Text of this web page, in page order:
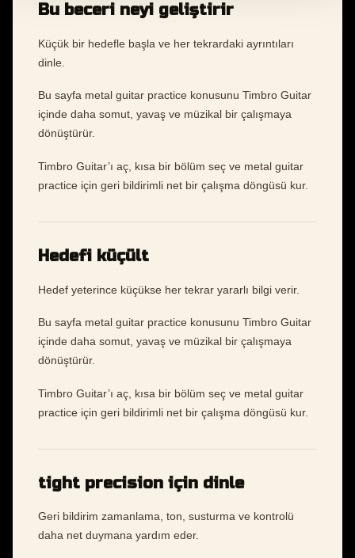
Bu beceri neyi geliştirir
Küçük bir hedefle başla ve her tekrardaki ayrıntıları
dinle.
Bu sayfa metal guitar practice konusunu Timbro Guitar
içinde daha somut, yavaş ve müzikal bir çalışmaya
dönüştürür.
Timbro Guitar’ı aç, kısa bir bölüm seç ve metal guitar
practice için geri bildirimli net bir çalışma döngüsü kur.
Hedefi küçült
Hedef yeterince küçükse her tekrar yararlı bilgi verir.
Bu sayfa metal guitar practice konusunu Timbro Guitar
içinde daha somut, yavaş ve müzikal bir çalışmaya
dönüştürür.
Timbro Guitar’ı aç, kısa bir bölüm seç ve metal guitar
practice için geri bildirimli net bir çalışma döngüsü kur.
tight precision için dinle
Geri bildirim zamanlama, ton, susturma ve kontrolü
daha net duymana yardım eder.